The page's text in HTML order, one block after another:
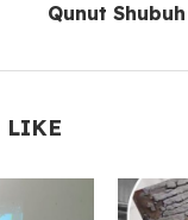
Qunut
LIKE